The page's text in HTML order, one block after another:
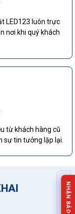
LED123 luôn trực
nơi khi quý khách
từ khách hàng cũ
sự tin tưởng lặp lại.